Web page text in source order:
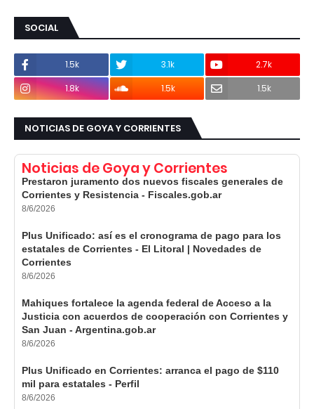
SOCIAL
1.5k 3.1k
2.7k
1.8k
1.5k 1.5k
NOTICIAS DE GOYA Y CORRIENTES
Noticias de Goya y Corrientes
Prestaron juramento dos nuevos fiscales generales de
Corrientes y Resistencia - Fiscales.gob.ar
8/6/2026
Plus Unificado: así es el cronograma de pago para los
estatales de Corrientes - El Litoral | Novedades de
Corrientes
8/6/2026
Mahiques fortalece la agenda federal de Acceso a la
Justicia con acuerdos de cooperación con Corrientes y
San Juan - Argentina.gob.ar
8/6/2026
Plus Unificado en Corrientes: arranca el pago de $110
mil para estatales - Perfil
8/6/2026